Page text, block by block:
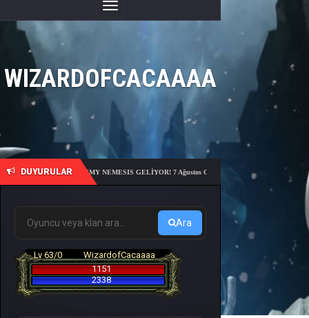
Menüyü
Değiştir
WIZARDOFCACAAAA
DUYURULAR
🎓 6. ACADEMY NEMESIS GELİYOR! 7 Ağustos Cuma 21:00'da sunucu açılıyor – 10
Ara
Lv 63/0
WizardofCacaaaa
1151
2338